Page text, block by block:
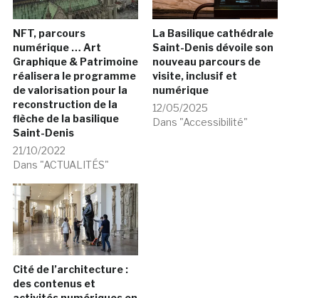
NFT, parcours
numérique … Art
Graphique & Patrimoine
réalisera le programme
de valorisation pour la
reconstruction de la
flèche de la basilique
Saint-Denis
21/10/2022
Dans "ACTUALITÉS"
La Basilique cathédrale
Saint-Denis dévoile son
nouveau parcours de
visite, inclusif et
numérique
12/05/2025
Dans "Accessibilité"
Cité de l’architecture :
des contenus et